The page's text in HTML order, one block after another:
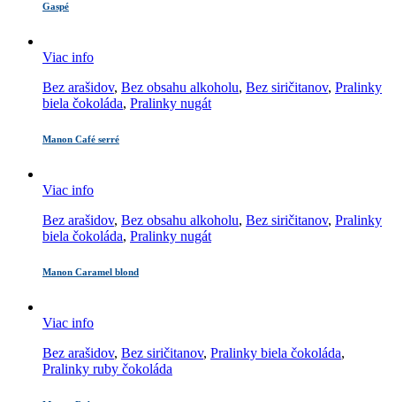
Gaspé
Viac info
Bez arašidov, Bez obsahu alkoholu, Bez siričitanov, Pralinky
biela čokoláda, Pralinky nugát
Manon Café serré
Viac info
Bez arašidov, Bez obsahu alkoholu, Bez siričitanov, Pralinky
biela čokoláda, Pralinky nugát
Manon Caramel blond
Viac info
Bez arašidov, Bez siričitanov, Pralinky biela čokoláda,
Pralinky ruby čokoláda